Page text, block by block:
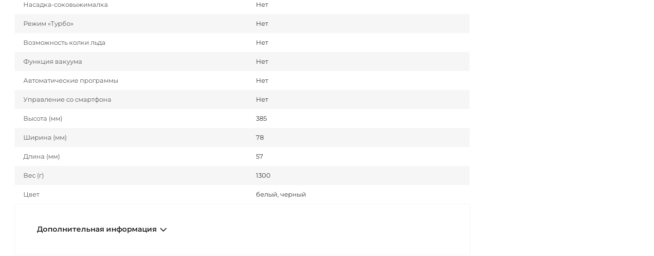
Насадка-соковыжималка Нет
Режим «Турбо» Нет
Возможность колки льда Нет
Функция вакуума Нет
Автоматические программы Нет
Управление со смартфона Нет
Высота (мм) 385
Ширина (мм) 78
Длина (мм) 57
Вес (г) 1300
Цвет белый, черный
Дополнительная информация